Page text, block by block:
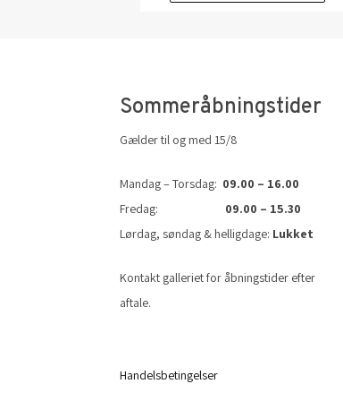
Sommeråbningstider
Gælder til og med 15/8
Mandag – Torsdag: 09.00 – 16.00
Fredag: 09.00 – 15.30
Lørdag, søndag & helligdage: Lukket
Kontakt galleriet for åbningstider efter
aftale.
Handelsbetingelser